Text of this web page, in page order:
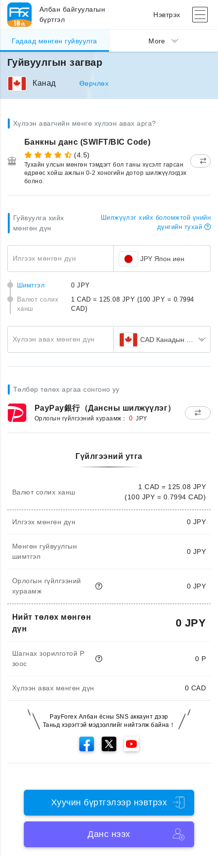
Албан байгуулагын
бүртгэл
Нэвтрэх
Гадаад мөнгөн гуйвуулга More
Гуйвуулгын загвар
Канад Өөрчлөх
Хүлээн авагчийн мөнгө хүлээн авах арга?
Банкны данс (SWIFT/BIC Code)
(4.5)
Тухайн улсын мөнгөн тэмдэгт бол таны хүсэлт гарсан
өдрөөс хойш ажлын 0-2 хоногийн дотор шилжүүлэгдэх
болно.
Гуйвуулга хийх
мөнгөн дүн
Шилжүүлэг хийх боломжтой үнийн
дүнгийн тухай
Илгээх мөнгөн дүн JPY Япон иен
Шимтгэл
0 JPY
Валют солих
ханш
1 CAD = 125.08 JPY (100 JPY = 0.7994
CAD)
Хүлээн авах мөнгөн дүн CAD Канадын доллар
Төлбөр төлөх аргаа сонгоно уу
PayPay銀行（Дансны шилжүүлэг）
Орлогын гүйлгээний хураамж： 0 JPY
Гүйлгээний утга
Валют солих ханш
1 CAD = 125.08 JPY
(100 JPY = 0.7994 CAD)
Илгээх мөнгөн дүн 0 JPY
Мөнгөн гуйвуулгын
шимтгэл
0 JPY
Орлогын гүйлгээний
хураамж
0 JPY
Нийт төлөх мөнгөн
дүн
0 JPY
Шагнах зорилготой P
зоос
0 P
Хүлээн авах мөнгөн дүн 0 CAD
PayForex Албан ёсны SNS аккаунт дээр
Таньд хэрэгтэй мэдээллийг нийтэлж байна！
Хуучин бүртгэлээр нэвтрэх
Данс нээх